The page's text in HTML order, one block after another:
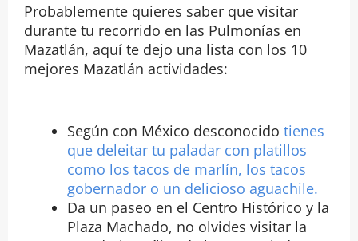
Probablemente quieres saber que visitar
durante tu recorrido en las Pulmonías en
Mazatlán, aquí te dejo una lista con los 10
mejores Mazatlán actividades:
Según con México desconocido tienes
que deleitar tu paladar con platillos
como los tacos de marlín, los tacos
gobernador o un delicioso aguachile.
Da un paseo en el Centro Histórico y la
Plaza Machado, no olvides visitar la